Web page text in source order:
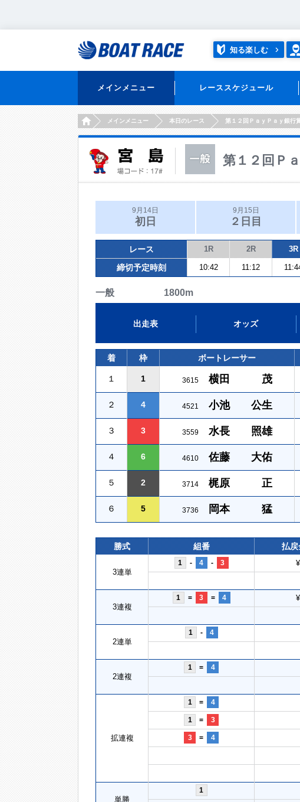
知る楽しむ
メインメニュー レーススケジュール
HOMEメインメニュー 本日のレース 第１２回ＰａｙＰａｙ銀行
第１２回Ｐ
9月14日
初日
9月15日
２日目
レース 1R 2R 3R
締切予定時刻 10:42 11:12
一般 1800m
出走表 オッズ
着 枠 ボートレーサー
１ 1 3615 横田 茂
２ 4 4521 小池 公生
３ 3 3559 水長 照雄
４ 6 4610 佐藤 大佑
５ 2 3714 梶原 正
６ 5 3736 岡本 猛
勝式 組番 払戻
3連単
1 - 4 - 3
3連複
1 = 3 = 4
2連単
1 - 4
2連複
1 = 4
拡連複
1 = 4
1 = 3
3 = 4
単勝
1